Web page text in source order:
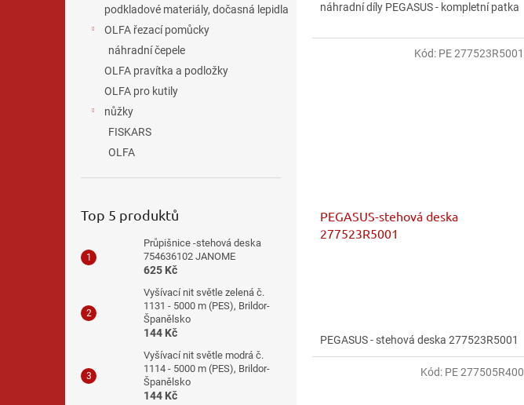
podkladové materiály, dočasná lepidla
OLFA řezací pomůcky
náhradní čepele
OLFA pravítka a podložky
OLFA pro kutily
nůžky
FISKARS
OLFA
Top 5 produktů
Průpišnice -stehová deska
754636102 JANOME
625 Kč
Vyšívací nit světle zelená č.
1131 - 5000 m (PES), Brildor-
Španělsko
144 Kč
Vyšívací nit světle modrá č.
1114 - 5000 m (PES), Brildor-
Španělsko
144 Kč
náhradní díly PEGASUS - kompletní patka
PEGASUS-stehová deska
277523R5001
PEGASUS - stehová deska 277523R5001
Kód: PE 277523R5001
Kód: PE 277505R400